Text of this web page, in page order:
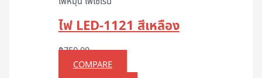
ไฟ LED-1121 สีเหลือง
฿750.00
COMPARE